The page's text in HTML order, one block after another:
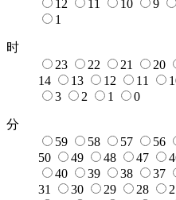
12
11 10 9
1
时
23
22 21 20
14
13 12 11
3
2 1 0
分
59
58 57 56
50
49 48 47
40
39 38 37
31
30 29 28